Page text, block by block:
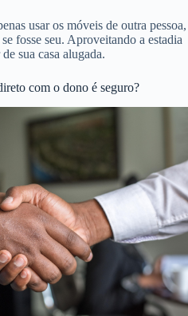
usar os móveis de outra pessoa,
fosse seu. Aproveitando a estadia
sua casa alugada.
com o dono é seguro?